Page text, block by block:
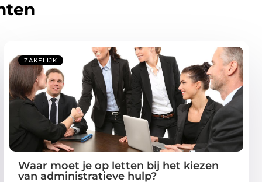
ZAKELIJK
Waar moet je op letten bij het kiezen
van administratieve hulp?